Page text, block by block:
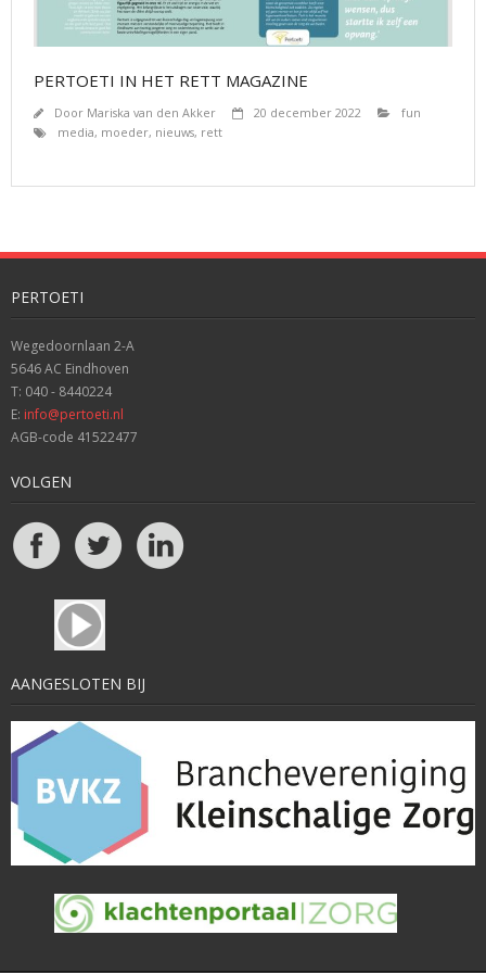
PERTOETI IN HET RETT MAGAZINE
Door Mariska van den Akker 20 december 2022
fun
media, moeder, nieuws, rett
PERTOETI
Wegedoornlaan 2-A
5646 AC Eindhoven
T: 040 - 8440224
E: info@pertoeti.nl
AGB-code 41522477
VOLGEN
AANGESLOTEN BIJ